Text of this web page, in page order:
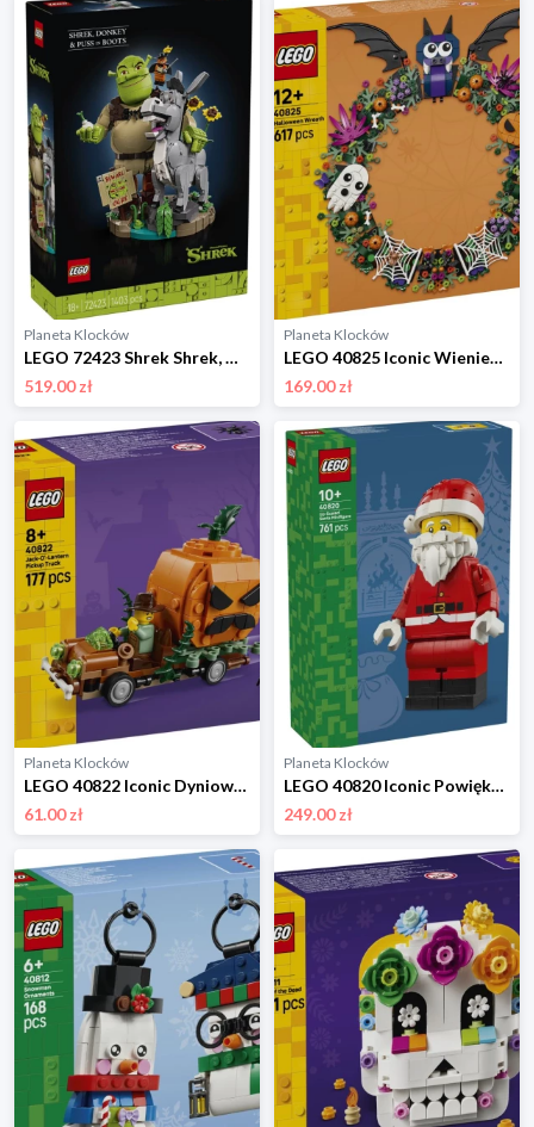
Planeta Klocków
LEGO 72423 Shrek Shrek, Osioł i Kot w butach Lego
519.00 zł
Planeta Klocków
LEGO 40825 Iconic Wieniec na Halloween Lego
169.00 zł
Planeta Klocków
LEGO 40822 Iconic Dyniowy pickup Lego
61.00 zł
Planeta Klocków
LEGO 40820 Iconic Powiększona minifigurka Świętego Mikołaja Lego
249.00 zł